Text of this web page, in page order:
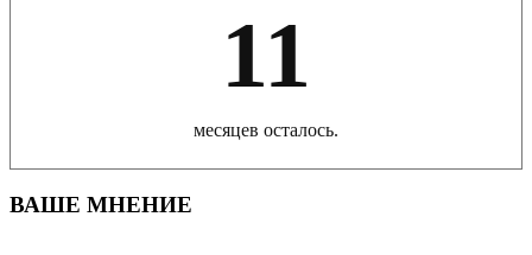
11
месяцев осталось.
ВАШЕ МНЕНИЕ